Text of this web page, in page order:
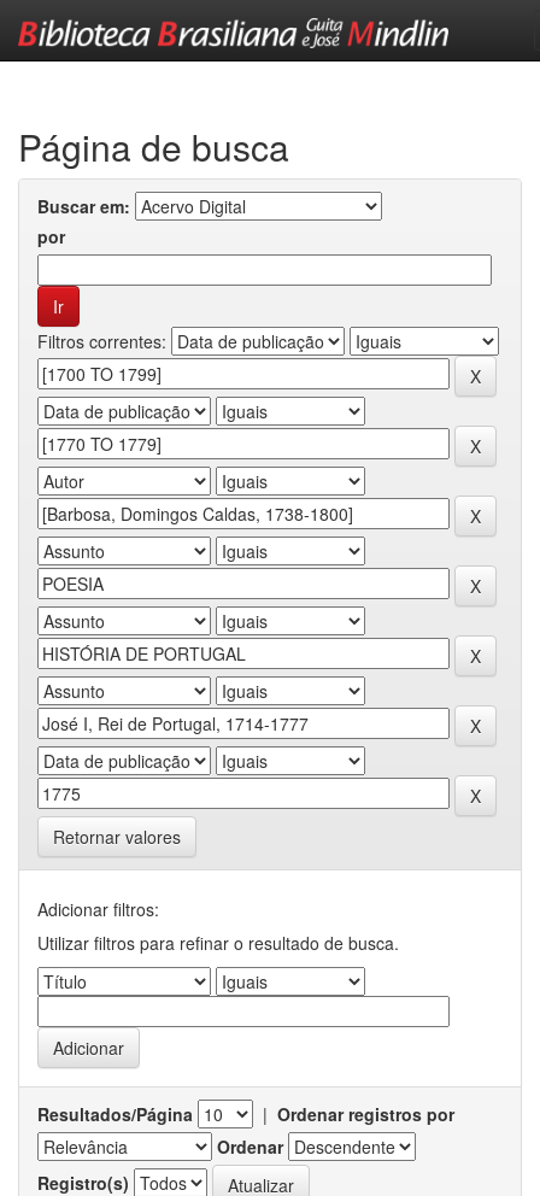
Página de busca
Buscar em:
por
Filtros correntes:
Retornar valores
Adicionar filtros:
Utilizar filtros para refinar o resultado de busca.
Resultados/Página | Ordenar registros por
Ordenar
Registro(s)